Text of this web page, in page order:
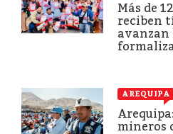
Más de
reciben
avanzan
AREQUIPA
mineros